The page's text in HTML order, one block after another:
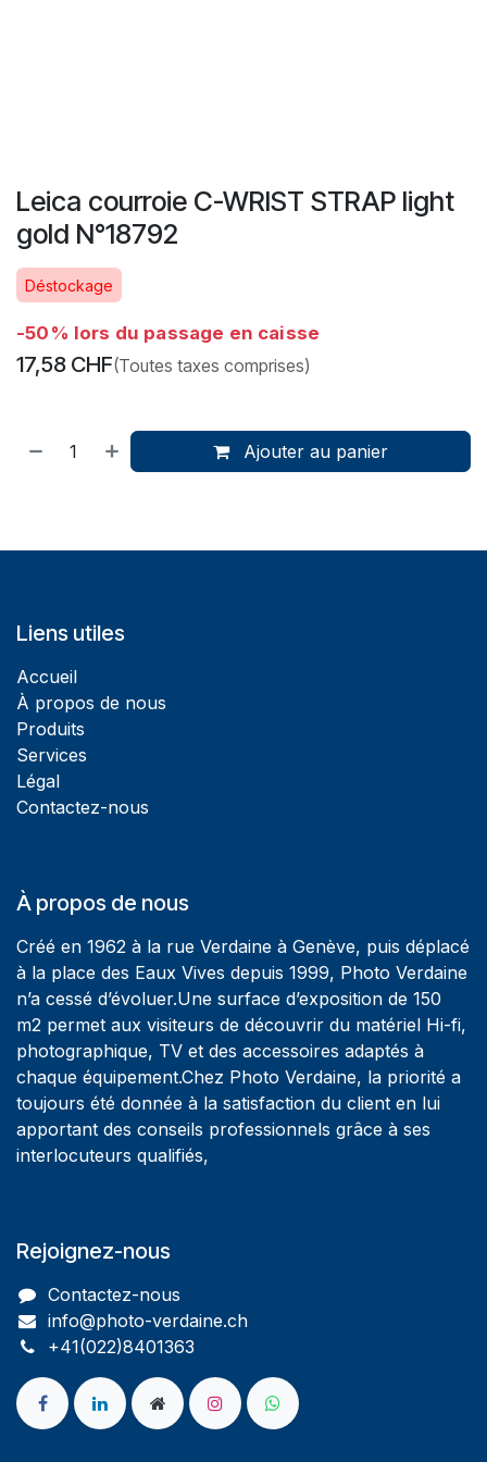
Leica courroie C-WRIST STRAP light
gold N°18792
Déstockage
-50% lors du passage en caisse
17,58 CHF(Toutes taxes comprises)
Ajouter au panier
Liens utiles
Accueil
À propos de nous
Produits
Services
Légal
Contactez-nous
À propos de nous
Créé en 1962 à la rue Verdaine à Genève, puis déplacé
à la place des Eaux Vives depuis 1999, Photo Verdaine
n’a cessé d’évoluer.Une surface d’exposition de 150
m2 permet aux visiteurs de découvrir du matériel Hi-fi,
photographique, TV et des accessoires adaptés à
chaque équipement.Chez Photo Verdaine, la priorité a
toujours été donnée à la satisfaction du client en lui
apportant des conseils professionnels grâce à ses
interlocuteurs qualifiés,
Rejoignez-nous
Contactez-nous
info@photo-verdaine.ch​
​​+41(022)8401363